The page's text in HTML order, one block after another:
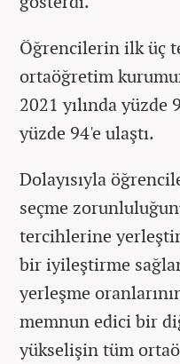
Öğrencilerin ilk üç
ortaöğretim
2021 yılında yüzde
yüzde 94'e ulaştı.
Dolayısıyla
seçme
tercihlerine
bir iyileştirme
yerleşme
memnun edici bir
yükselişin tüm